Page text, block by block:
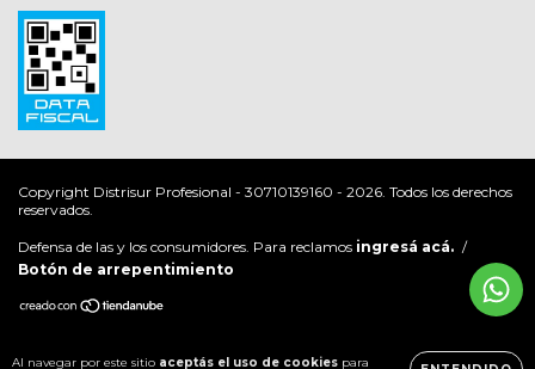
Al navegar por este sitio aceptás el uso de cookies para
Copyright Distrisur Profesional - 30710139160 - 2026. Todos los derechos
reservados.
Defensa de las y los consumidores. Para reclamos ingresá acá. /
Botón de arrepentimiento